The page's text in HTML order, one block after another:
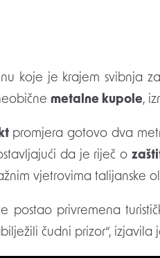
koje je krajem svibnja
metalne kupole,
promjera gotovo dva
da je riječ o
vjetrovima talijanske
postao privremena
čudni prizor“, izjavila